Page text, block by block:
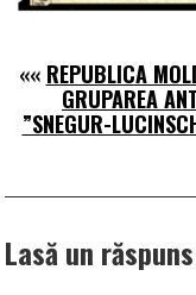
«« REPUBLICA
GRUPAREA
”SNEGUR-
Lasă un răspuns